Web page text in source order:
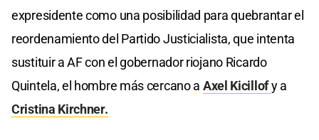
expresidente como una posibilidad para quebrantar el
reordenamiento del Partido Justicialista, que intenta
sustituir a AF con el gobernador riojano Ricardo
Quintela, el hombre más cercano a Axel Kicillofy a
Cristina Kirchner.